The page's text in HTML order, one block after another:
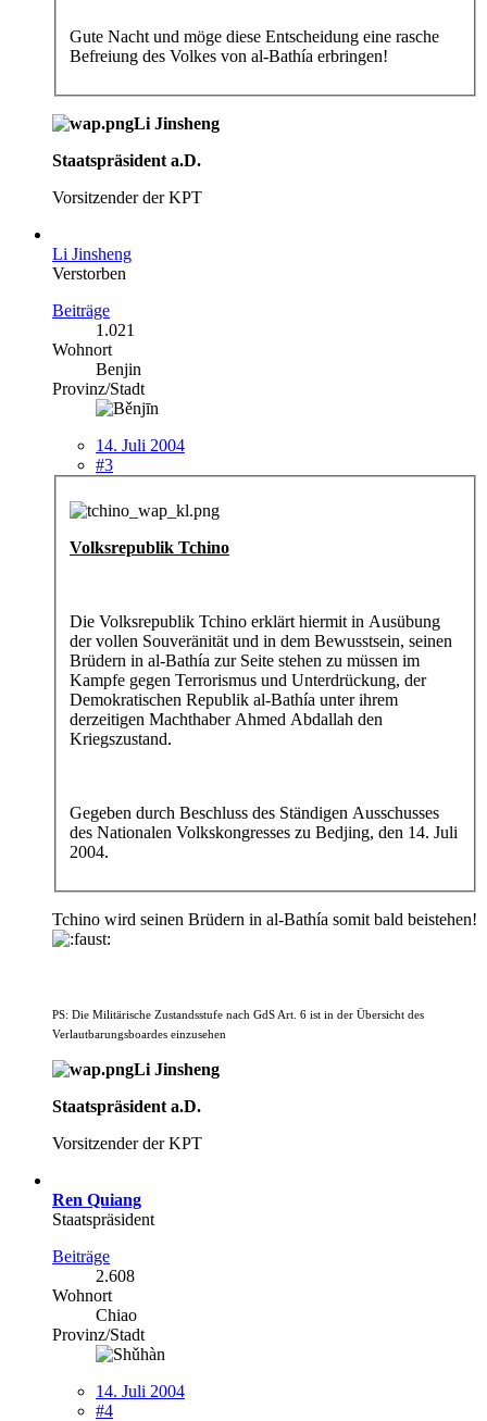
Gute Nacht und möge diese Entscheidung eine rasche
Befreiung des Volkes von al-Bathía erbringen!
Li Jinsheng
Staatspräsident a.D.
Vorsitzender der KPT
Li Jinsheng
Verstorben
Beiträge
1.021
Wohnort
Benjin
Provinz/Stadt
14. Juli 2004
#3
Volksrepublik Tchino
Die Volksrepublik Tchino erklärt hiermit in Ausübung
der vollen Souveränität und in dem Bewusstsein, seinen
Brüdern in al-Bathía zur Seite stehen zu müssen im
Kampfe gegen Terrorismus und Unterdrückung, der
Demokratischen Republik al-Bathía unter ihrem
derzeitigen Machthaber Ahmed Abdallah den
Kriegszustand.
Gegeben durch Beschluss des Ständigen Ausschusses
des Nationalen Volkskongresses zu Bedjing, den 14. Juli
2004.
Tchino wird seinen Brüdern in al-Bathía somit bald beistehen!
PS: Die Militärische Zustandsstufe nach GdS Art. 6 ist in der Übersicht des
Verlautbarungsboardes einzusehen
Li Jinsheng
Staatspräsident a.D.
Vorsitzender der KPT
Ren Quiang
Staatspräsident
Beiträge
2.608
Wohnort
Chiao
Provinz/Stadt
14. Juli 2004
#4